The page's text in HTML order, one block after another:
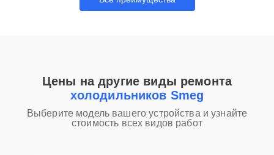
Цены на другие виды ремонта
холодильников Smeg
Выберите модель вашего устройства и узнайте
стоимость всех видов работ